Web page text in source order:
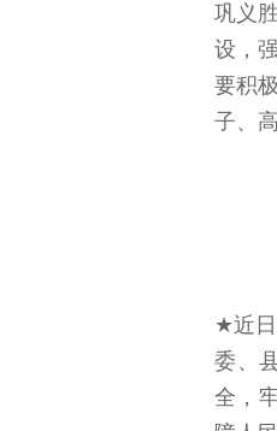
巩义
设，
要积
子、
★近日
委、
全，